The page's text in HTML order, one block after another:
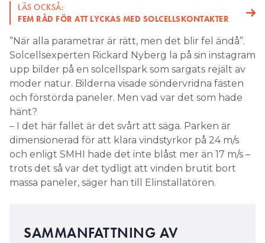
LÄS OCKSÅ:
FEM RÅD FÖR ATT LYCKAS MED SOLCELLSKONTAKTER
”När alla parametrar är rätt, men det blir fel ändå”.
Solcellsexperten Rickard Nyberg la på sin instagram
upp bilder på en solcellspark som sargats rejält av
moder natur. Bilderna visade söndervridna fästen
och förstörda paneler. Men vad var det som hade
hänt?
– I det här fallet är det svårt att säga. Parken är
dimensionerad för att klara vindstyrkor på 24 m/s
och enligt SMHI hade det inte blåst mer än 17 m/s –
trots det så var det tydligt att vinden brutit bort
massa paneler, säger han till Elinstallatören.
SAMMANFATTNING AV